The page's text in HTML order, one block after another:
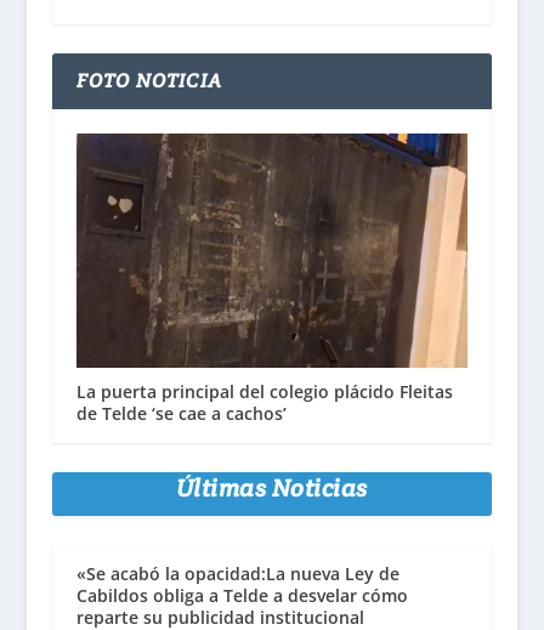
FOTO NOTICIA
La puerta principal del colegio plácido Fleitas
de Telde ‘se cae a cachos’
Últimas Noticias
«Se acabó la opacidad:La nueva Ley de
Cabildos obliga a Telde a desvelar cómo
reparte su publicidad institucional